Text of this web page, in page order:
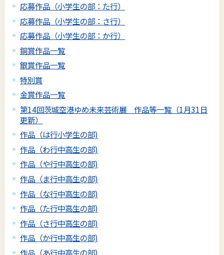
応募作品（小学生の部：た行）
応募作品（小学生の部：さ行）
応募作品（小学生の部：か行）
銅賞作品一覧
銀賞作品一覧
特別賞
金賞作品一覧
第14回茨城空港ゆめ未来芸術展 作品等一覧（1月31日
更新）
作品（は行小学生の部)
作品（わ行中高生の部)
作品（や行中高生の部)
作品（ま行中高生の部)
作品（な行中高生の部)
作品（た行中高生の部)
作品（さ行中高生の部)
作品（か行中高生の部)
作品（あ行中高生の部)